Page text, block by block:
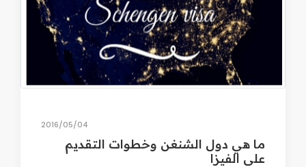
04‏/05‏/2016
ما هي دول الشنغن وخطوات التقديم
على الفيزا